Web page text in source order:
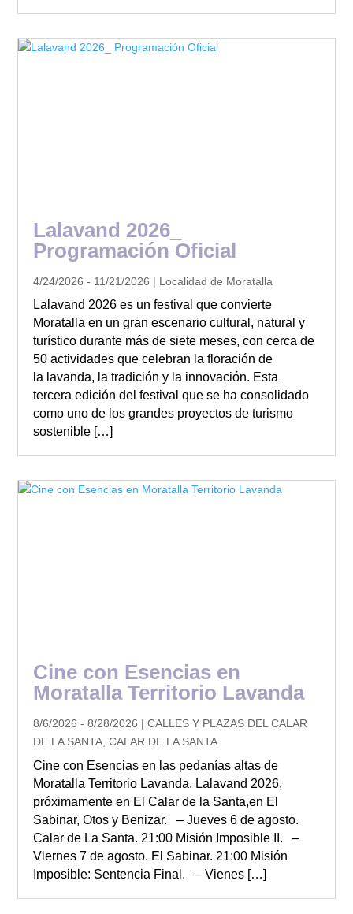
Lalavand 2026_
Programación Oficial
4/24/2026 - 11/21/2026 | Localidad de Moratalla
Lalavand 2026 es un festival que convierte
Moratalla en un gran escenario cultural, natural y
turístico durante más de siete meses, con cerca de
50 actividades que celebran la floración de
la lavanda, la tradición y la innovación. Esta
tercera edición del festival que se ha consolidado
como uno de los grandes proyectos de turismo
sostenible […]
Cine con Esencias en
Moratalla Territorio Lavanda
8/6/2026 - 8/28/2026 | CALLES Y PLAZAS DEL CALAR
DE LA SANTA, CALAR DE LA SANTA
Cine con Esencias en las pedanías altas de
Moratalla Territorio Lavanda. Lalavand 2026,
próximamente en El Calar de la Santa,en El
Sabinar, Otos y Benizar. – Jueves 6 de agosto.
Calar de La Santa. 21:00 Misión Imposible II. –
Viernes 7 de agosto. El Sabinar. 21:00 Misión
Imposible: Sentencia Final. – Vienes […]